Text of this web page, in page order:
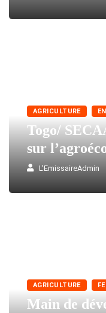
AGRICULTURE
Togo/
sur
L'EmissaireAdmin
AGRICULTURE
Main de